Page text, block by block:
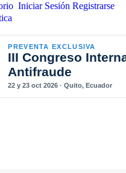
Iniciar Sesión Registrarse
PREVENTA EXCLUSIVA
III Congreso
Antifraude
22 y 23 oct 2026 · Quito, Ecuador